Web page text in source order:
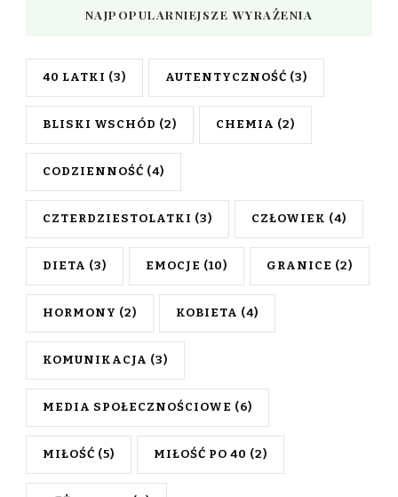
NAJPOPULARNIEJSZE WYRAŻENIA
40 LATKI (3) AUTENTYCZNOŚĆ (3)
BLISKI WSCHÓD (2) CHEMIA (2)
CODZIENNOŚĆ (4)
CZTERDZIESTOLATKI (3) CZŁOWIEK (4)
DIETA (3) EMOCJE (10) GRANICE (2)
HORMONY (2) KOBIETA (4)
KOMUNIKACJA (3)
MEDIA SPOŁECZNOŚCIOWE (6)
MIŁOŚĆ (5) MIŁOŚĆ PO 40 (2)